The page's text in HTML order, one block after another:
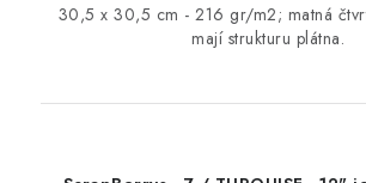
30,5 x 30,5 cm - 216 gr/m2; matná
mají strukturu plátna.